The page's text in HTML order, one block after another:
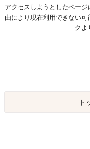
アクセスしようとしたペー
由により現在利用できない
クよ
ト